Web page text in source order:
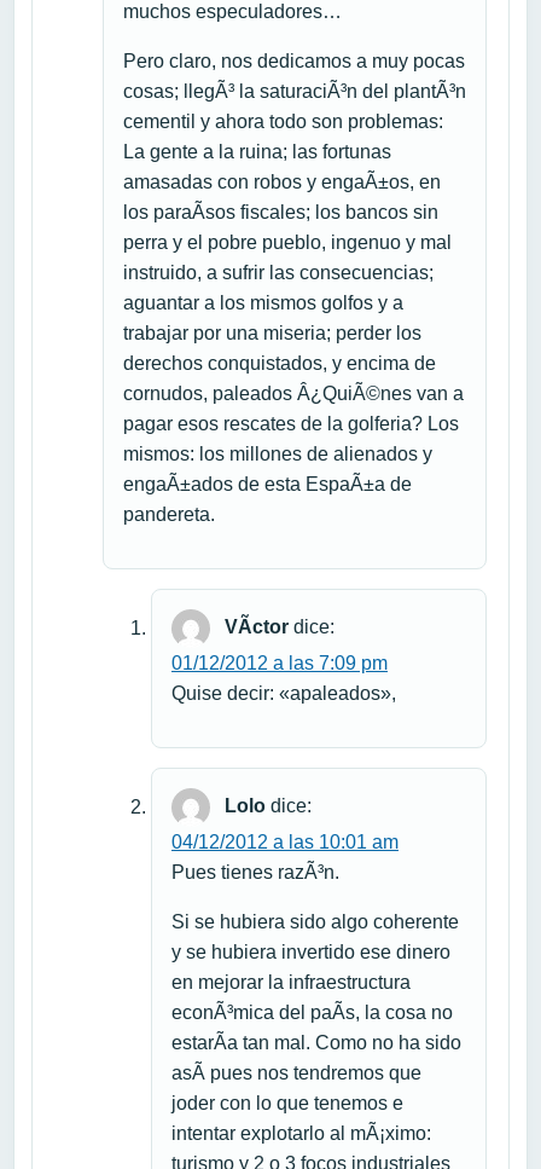
muchos especuladores…
Pero claro, nos dedicamos a muy pocas
cosas; llegÃ³ la saturaciÃ³n del plantÃ³n
cementil y ahora todo son problemas:
La gente a la ruina; las fortunas
amasadas con robos y engaÃ±os, en
los paraÃ­sos fiscales; los bancos sin
perra y el pobre pueblo, ingenuo y mal
instruido, a sufrir las consecuencias;
aguantar a los mismos golfos y a
trabajar por una miseria; perder los
derechos conquistados, y encima de
cornudos, paleados Â¿QuiÃ©nes van a
pagar esos rescates de la golferia? Los
mismos: los millones de alienados y
engaÃ±ados de esta EspaÃ±a de
pandereta.
VÃ­ctor dice:
01/12/2012 a las 7:09 pm
Quise decir: «apaleados»,
Lolo dice:
04/12/2012 a las 10:01 am
Pues tienes razÃ³n.
Si se hubiera sido algo coherente
y se hubiera invertido ese dinero
en mejorar la infraestructura
econÃ³mica del paÃ­s, la cosa no
estarÃ­a tan mal. Como no ha sido
asÃ­ pues nos tendremos que
joder con lo que tenemos e
intentar explotarlo al mÃ¡ximo:
turismo y 2 o 3 focos industriales